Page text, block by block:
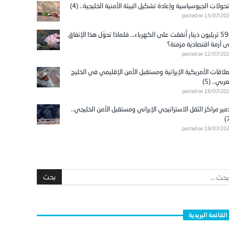
الجيوسياسية وإعادة تشكيل البيئة الأمنية الخليجية.. (4)
posted on 15/07/
596 تريليون دينار أُنفقت على الكهرباء… فلماذا تحوّل هذا الإنفاق
أزمة اقتصادية مزمنة؟
posted on 12/07/
الأمريكية الإيرانية ومستقبل الأمن الإقليمي في الخليج
(5)
posted on 16/07/
مراكز الثقل الاستراتيجي الإيراني ومستقبل الأمن الخليجي..
posted on 19/07/
القائمة البريدية